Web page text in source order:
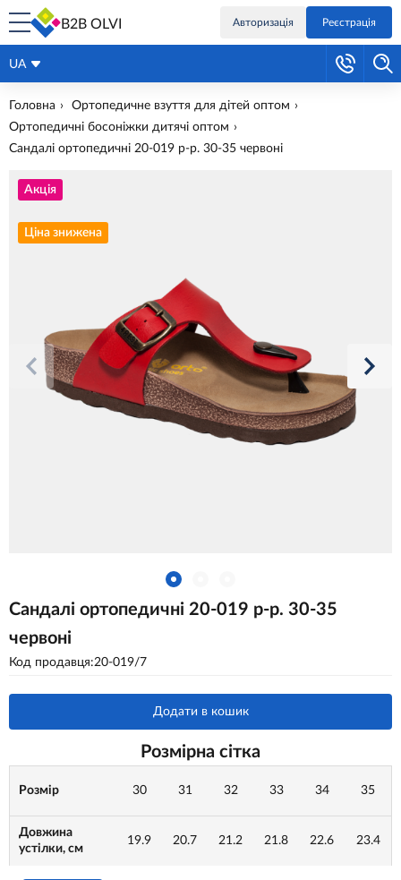
B2B OLVI Авторизація Реєстрація
UA
Головна
Ортопедичне взуття для дітей оптом
Ортопедичні босоніжки дитячі оптом
Сандалі ортопедичні 20-019 р-р. 30-35 червоні
Акція
Ціна знижена
Сандалі ортопедичні 20-019 р-р. 30-35
червоні
Код продавця:20-019/7
Додати в кошик
Розмірна сітка
Розмір 30 31 32 33 34 35
Довжина
устілки, см
19.9 20.7 21.2 21.8 22.6 23.4